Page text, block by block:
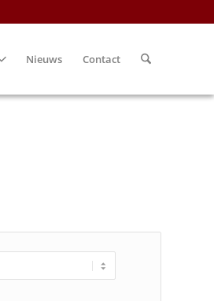
Nieuws Contact